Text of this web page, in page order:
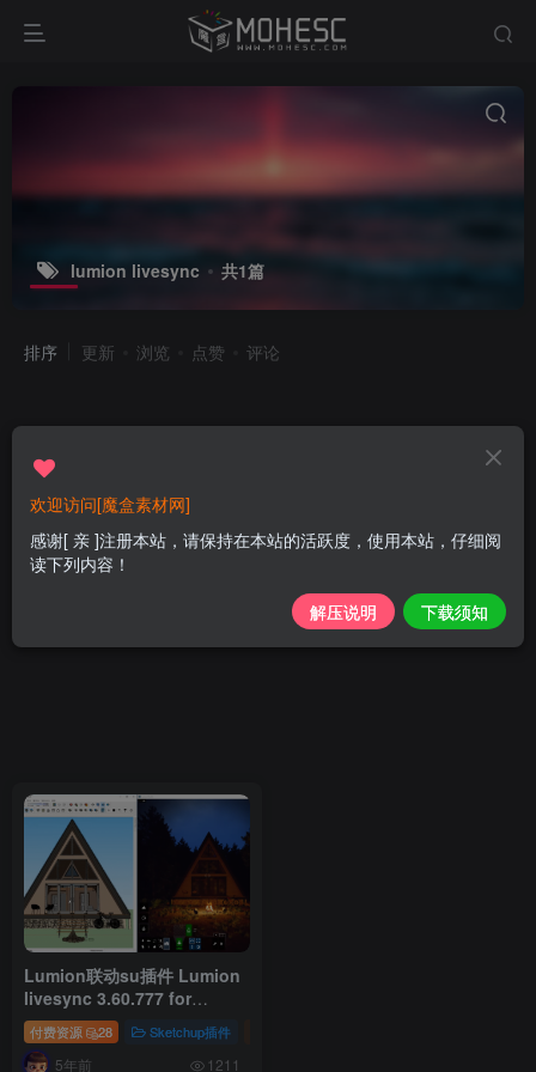
lumion livesync 共1篇
排序 更新 浏览 点赞 评论
Lumion联动su插件 Lumion
livesync 3.60.777 for
sketchup 2017~2020 破解
版
付费资源 28 Sketchup插件
5年前 1211
欢迎访问[魔盒素材网]
感谢[ 亲 ]注册本站，请保持在本站的活跃度，使用本站，仔细阅
读下列内容！
解压说明 下载须知